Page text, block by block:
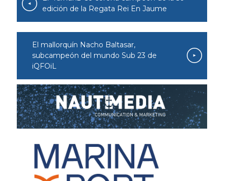
edición de la Regata Rei En Jaume
El mallorquín Nacho Baltasar,
subcampeón del mundo Sub 23 de
iQFOiL